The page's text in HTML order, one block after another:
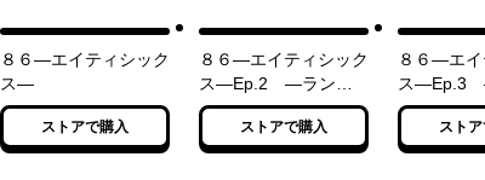
８６―エイティシック
ス―
ストアで購入
８６―エイティシック
ス―Ep.2 ―ラン・
スルー・ザ・バトルフ
ロント―〈上〉
ストアで購入
８６―エイ
ス―Ep.3
スルー・
ロント―
スト